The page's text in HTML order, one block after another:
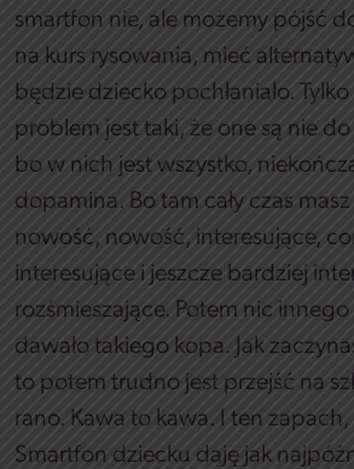
smartfon nie, ale możemy pójść
na kurs rysowania, mieć
będzie dziecko pochłaniało.
problem jest taki, że one są nie
bo w nich jest wszystko,
dopamina. Bo tam cały czas
nowość, nowość, interesujące,
interesujące i jeszcze bardziej
rozśmieszające. Potem nic
dawało takiego kopa. Jak
to potem trudno jest przejść na
rano. Kawa to kawa. I ten
Smartfon dziecku daję jak